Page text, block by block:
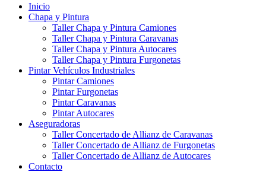
Inicio
Chapa y Pintura
Taller Chapa y Pintura Camiones
Taller Chapa y Pintura Caravanas
Taller Chapa y Pintura Autocares
Taller Chapa y Pintura Furgonetas
Pintar Vehículos Industriales
Pintar Camiones
Pintar Furgonetas
Pintar Caravanas
Pintar Autocares
Aseguradoras
Taller Concertado de Allianz de Caravanas
Taller Concertado de Allianz de Furgonetas
Taller Concertado de Allianz de Autocares
Contacto